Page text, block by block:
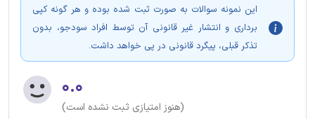
این نمونه سوالات به صورت ثبت شده بوده و هر گونه کپی
برداری و انتشار غیر قانونی آن توسط افراد سودجو، بدون
تذکر قبلی، پیگرد قانونی در پی خواهد داشت.
۰.۰
(هنوز امتیازی ثبت نشده است)